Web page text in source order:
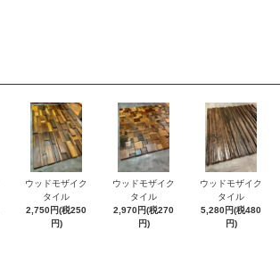
ウッドモザイク
タイル
2,750円(税250
円)
ウッドモザイク
タイル
2,970円(税270
円)
ウッドモザイク
タイル
5,280円(税480
円)